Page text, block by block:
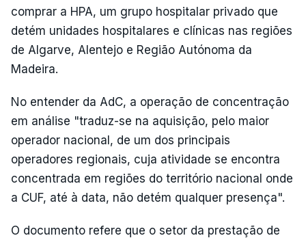
comprar a HPA, um grupo hospitalar privado que
detém unidades hospitalares e clínicas nas regiões
de Algarve, Alentejo e Região Autónoma da
Madeira.
No entender da AdC, a operação de concentração
em análise "traduz-se na aquisição, pelo maior
operador nacional, de um dos principais
operadores regionais, cuja atividade se encontra
concentrada em regiões do território nacional onde
a CUF, até à data, não detém qualquer presença".
O documento refere que o setor da prestação de